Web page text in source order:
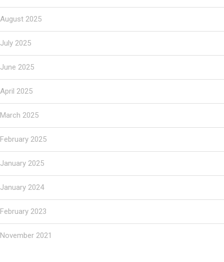
August 2025
July 2025
June 2025
April 2025
March 2025
February 2025
January 2025
January 2024
February 2023
November 2021